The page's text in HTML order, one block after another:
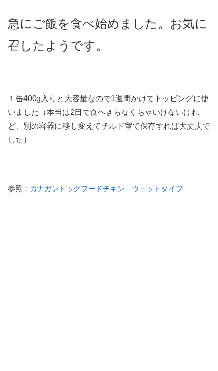
急にご飯を食べ始めました。お気に
召したようです。
１缶400g入りと大容量なので1週間かけてトッピングに使
いました（本当は2日で食べきらなくちゃいけないけれ
ど、別の容器に移し変えてチルド室で保存すれば大丈夫で
した）
参照： カナガンドッグフードチキン ウェットタイプ